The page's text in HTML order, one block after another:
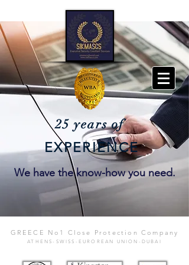
25 years of
EXPERIENCE
We have the know-how you need.
GREECE No1 Close Protection Company
ATHENS-SWISS-EUROREAN UNION-DUBAI